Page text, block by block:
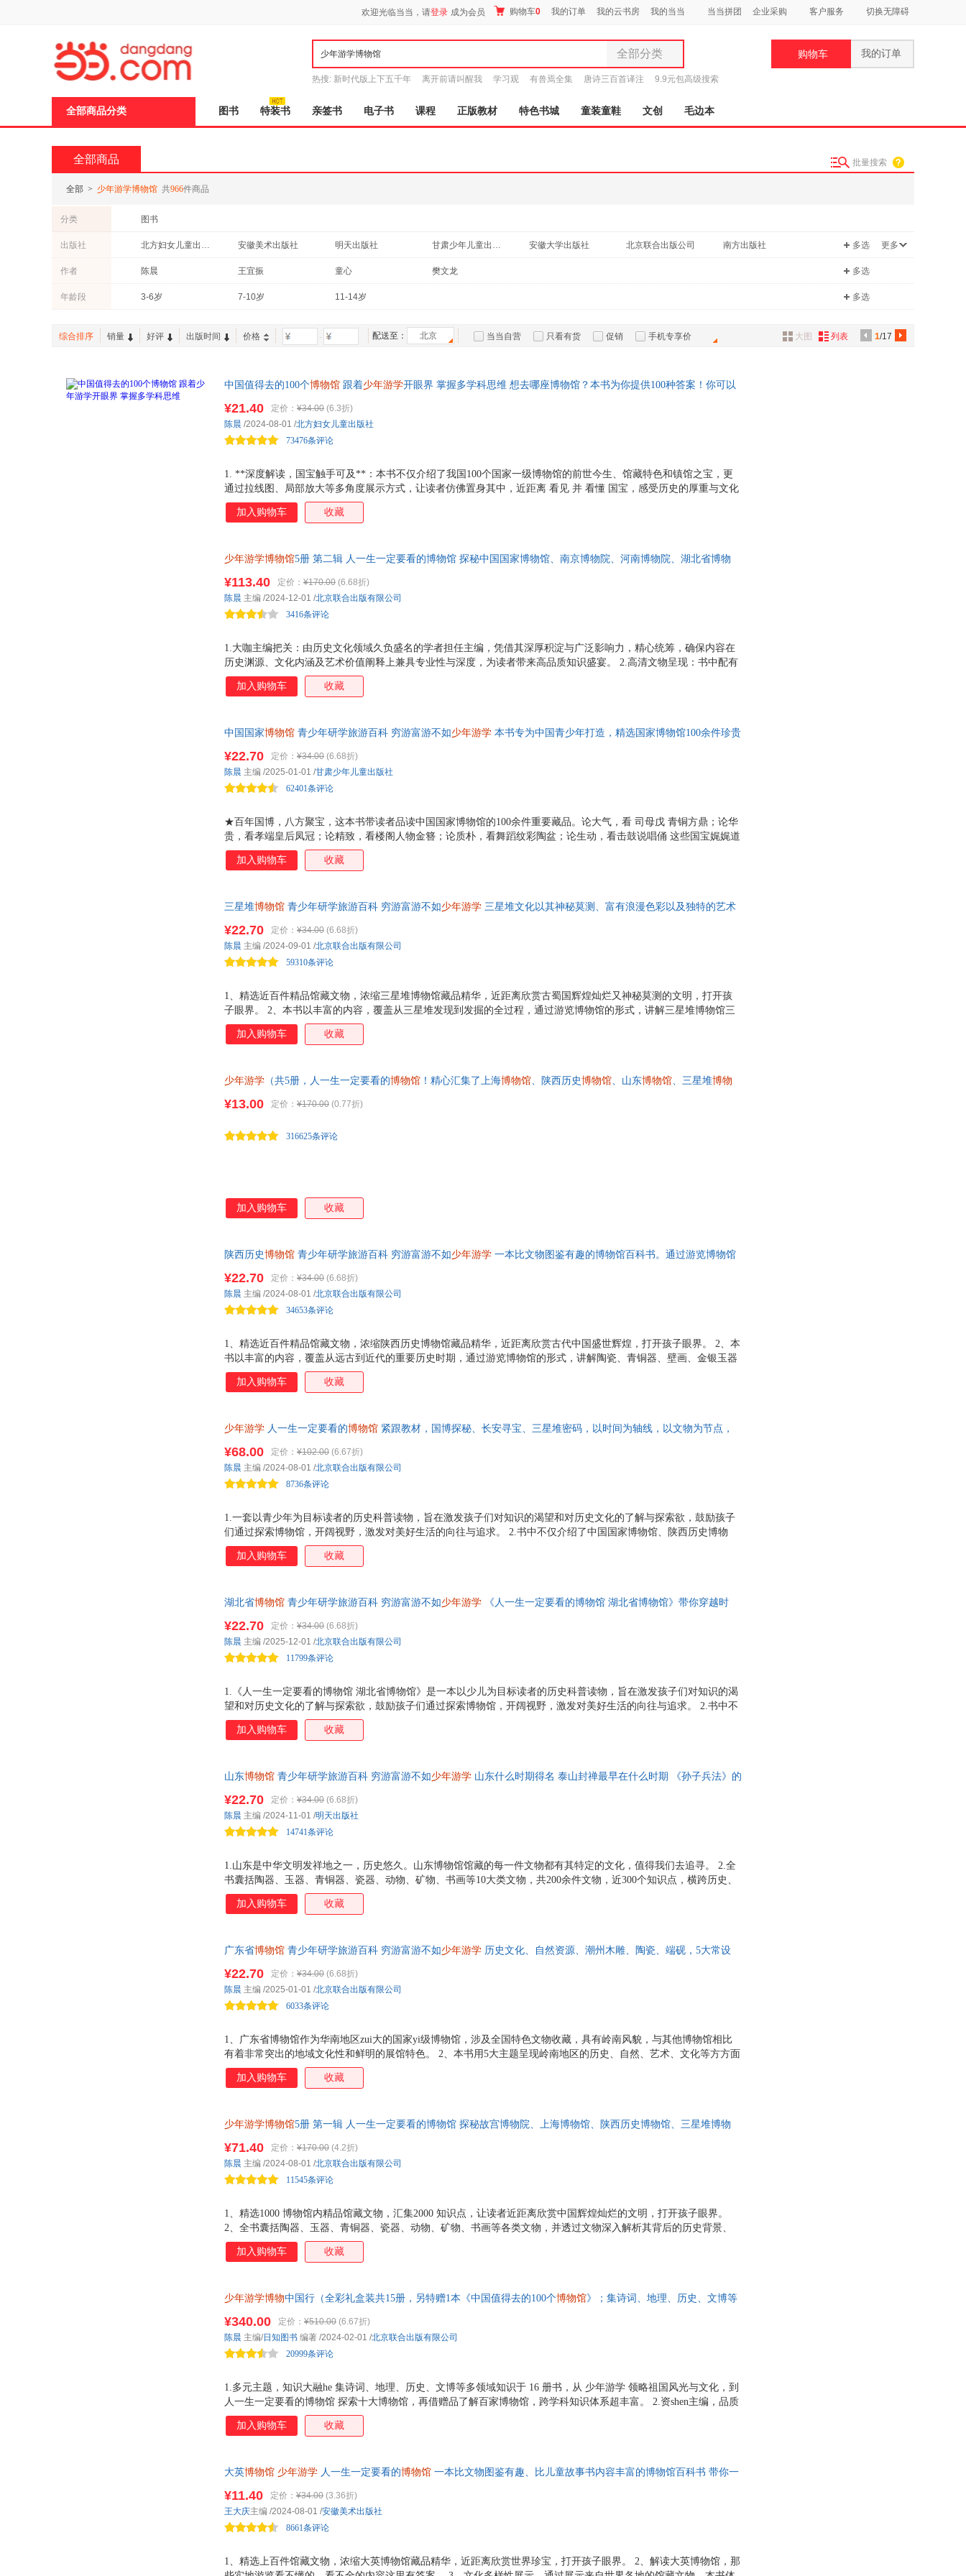
欢迎光临当当，请登录 成为会员 购物车0 我的订单 我的云书房 我的当当 当当拼团 企业采购 客户服务 切换无障碍
全部分类
全部分类
图书
电子书
童装童鞋
箱包皮具
汽车用品
大家电
家用电器
热搜: 新时代版上下五千年 离开前请叫醒我 学习观 有兽焉全集 唐诗三百首译注
9.9元包高级搜索
购物车 我的订单
全部商品分类 图书 特装书 亲签书 电子书 课程 正版教材 特色书城 童装童鞋 文创 毛边本
全部商品 批量搜索
全部 > 少年游学博物馆 共966件商品
分类 图书
出版社 北方妇女儿童出版社 安徽美术出版社 明天出版社 甘肃少年儿童出版社 安徽大学出版社 北京联合出版公司
南方出版社
广东教育出版社
多选 更多
作者 陈晨 王宜振 童心 樊文龙 多选
年龄段 3-6岁 7-10岁 11-14岁 多选
综合排序 销量 好评 出版时间 价格 - 配送至： 北京 当当自营 只看有货 促销 手机专享价 1/17
大图 列表
中国值得去的100个博物馆 跟着少年游学开眼界 掌握多学科思维 想去哪座博物馆？本书为你提供100种答案！你可以
1. **深度解读，国宝触手可及**：本书不仅介绍了我国100个国家一级博物馆的前世今生、馆藏特色和镇馆之宝，更
通过拉线图、局部放大等多角度展示方式，让读者仿佛置身其中，近距离 看见 并 看懂 国宝，感受历史的厚重与文化
的魅力。 2. **人文地理，全方位探索**：在讲述博物馆的同时，本书还融入了每座博物馆所在地的历史、地理、文化
和民俗风情，让读者在了解博物馆的同时，也能深入探索当地的人文历史与风土人情，实现一次心灵与身体的双重旅
激发读者的探索欲，让阅读之旅变成一场充满惊喜的寻宝之旅。
¥21.40 定价： ¥34.00 (6.3折)
73476条评论
陈晨 /2024-08-01 /北方妇女儿童出版社
加入购物车 收藏
少年游学博物馆5册 第二辑 人一生一定要看的博物馆 探秘中国国家博物馆、南京博物院、河南博物院、湖北省博物
华夏文明温度。
1.大咖主编把关：由历史文化领域久负盛名的学者担任主编，凭借其深厚积淀与广泛影响力，精心统筹，确保内容在
历史渊源、文化内涵及艺术价值阐释上兼具专业性与深度，为读者带来高品质知识盛宴。 2.高清文物呈现：书中配有
大量高清文物图片，细致还原文物的色彩、纹理、造型等细节，让读者仿若置身博物馆展厅，清晰领略文物的精妙之
处。 3.趣味叙事风格：避开生僻难懂的学术表述，以生动鲜活的故事串联文物知识，把历史事件、人物与文物紧密结
韵，到神秘的荆楚风情，从温婉的江南意蕴到开放的岭南风貌，多元文化相互
¥113.40 定价： ¥170.00 (6.68折)
3416条评论
陈晨 主编 /2024-12-01 /北京联合出版有限公司
加入购物车 收藏
中国国家博物馆 青少年研学旅游百科 穷游富游不如少年游学 本书专为中国青少年打造，精选国家博物馆100余件珍贵
博，开启一场精彩的文化之旅。
★百年国博，八方聚宝，这本书带读者品读中国国家博物馆的100余件重要藏品。论大气，看 司母戊 青铜方鼎；论华
贵，看孝端皇后凤冠；论精致，看楼阁人物金簪；论质朴，看舞蹈纹彩陶盆；论生动，看击鼓说唱俑 这些国宝娓娓道
来，讲述中华文明的源远流长与博大精深。 ★根据博物馆的展陈思路设置章节。书中按照时间顺序，从远古到明清，
介绍 古代中国 展中的重量级文物；涵盖复兴之路、服饰、饮食、科技、瓷器等多种主题展览，展示中国历史的丰富
扫六合 、 云鬓花颜金步摇 的场景，仿佛让历史触手可及、跃然眼前。 ★特
¥22.70 定价： ¥34.00 (6.68折)
62401条评论
陈晨 主编 /2025-01-01 /甘肃少年儿童出版社
加入购物车 收藏
三星堆博物馆 青少年研学旅游百科 穷游富游不如少年游学 三星堆文化以其神秘莫测、富有浪漫色彩以及独特的艺术
变幻，开启一场远古文明魅力的历史游学之旅
1、精选近百件精品馆藏文物，浓缩三星堆博物馆藏品精华，近距离欣赏古蜀国辉煌灿烂又神秘莫测的文明，打开孩
子眼界。 2、本书以丰富的内容，覆盖从三星堆发现到发掘的全过程，通过游览博物馆的形式，讲解三星堆博物馆三
大展馆中多个类别的文物，并透过文物深入解析其背后的历史背景、文化意义、艺术特色等，使青少年能更深刻地理
解文物背后的价值和意义。那些实地游览看不懂的、看不全的内容这里有答案。 3、专业名词简单解释。对于书中不
物的细节之美。 6、激发创造力。通过展示三星堆跨坑拼接的文物，激发孩子们
¥22.70 定价： ¥34.00 (6.68折)
59310条评论
陈晨 主编 /2024-09-01 /北京联合出版有限公司
加入购物车 收藏
少年游学 （共5册，人一生一定要看的博物馆 ！精心汇集了上海博物馆、陕西历史博物馆、山东博物馆、三星堆博物
¥13.00 定价： ¥170.00 (0.77折)
316625条评论
加入购物车 收藏
陕西历史博物馆 青少年研学旅游百科 穷游富游不如少年游学 一本比文物图鉴有趣的博物馆百科书。通过游览博物馆
盛世的模样。在游学之余掌握更多学科知识！
1、精选近百件精品馆藏文物，浓缩陕西历史博物馆藏品精华，近距离欣赏古代中国盛世辉煌，打开孩子眼界。 2、本
书以丰富的内容，覆盖从远古到近代的重要历史时期，通过游览博物馆的形式，讲解陶瓷、青铜器、壁画、金银玉器
等多个类别的文物，并透过文物深入解析其背后的历史背景、文化意义、艺术特色等，使青少年能更深刻地理解文物
背后的价值和意义。那些实地游览看不懂的、看不全的内容这里有答案。 3、专业名词简单解释。对于书中不可避免
细节之美。 6、激发创造力。通过展示不同朝代的艺术品和工艺品，激发孩子们
¥22.70 定价： ¥34.00 (6.68折)
34653条评论
陈晨 主编 /2024-08-01 /北京联合出版有限公司
加入购物车 收藏
少年游学 人一生一定要看的博物馆 紧跟教材，国博探秘、长安寻宝、三星堆密码，以时间为轴线，以文物为节点，
欲！本书特别考虑青少年的阅读偏好和认知特点，把错综复杂的历史资料转换成易懂又引人入胜的文字，适合青少年
的阅读习惯和认
1.一套以青少年为目标读者的历史科普读物，旨在激发孩子们对知识的渴望和对历史文化的了解与探索欲，鼓励孩子
们通过探索博物馆，开阔视野，激发对美好生活的向往与追求。 2.书中不仅介绍了中国国家博物馆、陕西历史博物
馆、三星堆博物馆的丰富馆藏，还通过生动的百科性文字和大量实图图片带领孩子们走进博物馆，通过阅读体验逛博
物馆的魅力。 3.本书详细介绍了中国国家博物馆、陕西历史博物馆、三星堆博物馆的镇馆之宝和馆藏珍品，让孩子们
¥68.00 定价： ¥102.00 (6.67折)
8736条评论
陈晨 主编 /2024-08-01 /北京联合出版有限公司
加入购物车 收藏
湖北省博物馆 青少年研学旅游百科 穷游富游不如少年游学 《人一生一定要看的博物馆 湖北省博物馆》带你穿越时
迪！
1.《人一生一定要看的博物馆 湖北省博物馆》是一本以少儿为目标读者的历史科普读物，旨在激发孩子们对知识的渴
望和对历史文化的了解与探索欲，鼓励孩子们通过探索博物馆，开阔视野，激发对美好生活的向往与追求。 2.书中不
仅介绍了湖北省博物馆的丰富馆藏，还通过生动的百科性文字和大量实图图片带领孩子们走进博物馆，通过阅读体验
逛博物馆的魅力。 3.本书详细介绍了湖北省博物馆的镇馆之宝和馆藏珍品，让孩子们能够感受古代文明的辉煌和科学
¥22.70 定价： ¥34.00 (6.68折)
11799条评论
陈晨 主编 /2025-12-01 /北京联合出版有限公司
加入购物车 收藏
山东博物馆 青少年研学旅游百科 穷游富游不如少年游学 山东什么时期得名 泰山封禅最早在什么时期 《孙子兵法》的
1.山东是中华文明发祥地之一，历史悠久。山东博物馆馆藏的每一件文物都有其特定的文化，值得我们去追寻。 2.全
书囊括陶器、玉器、青铜器、瓷器、动物、矿物、书画等10大类文物，共200余件文物，近300个知识点，横跨历史、
地理、化学、绘画、书法、考古等学科知识，涉猎广博，内容丰富！ 3.从远古文明的遗迹到近现代的珍贵文物，逐一
揭秘山东博物馆中珍藏的宝藏，探寻齐鲁大地50万年的历史脉络，带领读者进行一次穿越时空的奇妙旅程。 4.生动的
的来龙去脉和前世今生，丰富知识、开阔视野。
¥22.70 定价： ¥34.00 (6.68折)
14741条评论
陈晨 主编 /2024-11-01 /明天出版社
加入购物车 收藏
广东省博物馆 青少年研学旅游百科 穷游富游不如少年游学 历史文化、自然资源、潮州木雕、陶瓷、端砚，5大常设
1、广东省博物馆作为华南地区zui大的国家yi级博物馆，涉及全国特色文物收藏，具有岭南风貌，与其他博物馆相比
有着非常突出的地域文化性和鲜明的展馆特色。 2、本书用5大主题呈现岭南地区的历史、自然、艺术、文化等方方面
面，看点多多。 3、不只是一本了解广东博物馆的书，更是一本历史文化、自然科学、人文风情等各个方面相结合的
通识读本，让孩子在阅读中感受不一样的博物馆文化。 4、主题设计充满趣味性，让文物 活 起来，或将文物拟人化，
¥22.70 定价： ¥34.00 (6.68折)
6033条评论
陈晨 主编 /2025-01-01 /北京联合出版有限公司
加入购物车 收藏
少年游学博物馆5册 第一辑 人一生一定要看的博物馆 探秘故宫博物院、上海博物馆、陕西历史博物馆、三星堆博物
馆，汇聚了华夏文明的辉煌篇章。
1、精选1000 博物馆内精品馆藏文物，汇集2000 知识点，让读者近距离欣赏中国辉煌灿烂的文明，打开孩子眼界。
2、全书囊括陶器、玉器、青铜器、瓷器、动物、矿物、书画等各类文物，并透过文物深入解析其背后的历史背景、
文化意义、艺术特色等，使读者能更深刻地理解文物背后的价值和意义。那些实地游览看不懂的、看不全的内容这里
有答案。 3、专业名词简单解释。对于书中不可避免的专业名词，提供了简洁明了的解释，帮助读者们克服理解上的
体讲解文物，了解它们的来龙去脉和前世今生，丰富知识、开阔视野。
¥71.40 定价： ¥170.00 (4.2折)
11545条评论
陈晨 主编 /2024-08-01 /北京联合出版有限公司
加入购物车 收藏
少年游学博物中国行（全彩礼盒装共15册，另特赠1本《中国值得去的100个博物馆》；集诗词、地理、历史、文博等
的博物馆”探秘博物馆与华夏瑰宝的历史记忆，赠1册“中国值得去的100个博物馆”拓宽视野，畅享知识盛宴。
1.多元主题，知识大融he 集诗词、地理、历史、文博等多领域知识于 16 册书，从 少年游学 领略祖国风光与文化，到
人一生一定要看的博物馆 探索十大博物馆，再借赠品了解百家博物馆，跨学科知识体系超丰富。 2.资shen主编，品质
保障 博物馆系列由天津师范大学陈晨副教授担任主编，主编策划过大量博物馆展览，走访众多国内外博物馆，凭借丰
富实践，确保内容专业、准确。 3.趣味叙事，激发热情 采用故事化方式讲述知识，把诗词、文物知识融入精彩故事。
心设计的礼盒包装，既适合放置书架收藏，也适宜作为礼物赠送，赋予阅
¥340.00 定价： ¥510.00 (6.67折)
20999条评论
陈晨 主编/日知图书 编著 /2024-02-01 /北京联合出版有限公司
加入购物车 收藏
大英博物馆 少年游学 人一生一定要看的博物馆 一本比文物图鉴有趣、比儿童故事书内容丰富的博物馆百科书 带你一
1、精选上百件馆藏文物，浓缩大英博物馆藏品精华，近距离欣赏世界珍宝，打开孩子眼界。 2、解读大英博物馆，那
¥11.40 定价： ¥34.00 (3.36折)
8661条评论
王大庆主编 /2024-08-01 /安徽美术出版社
页